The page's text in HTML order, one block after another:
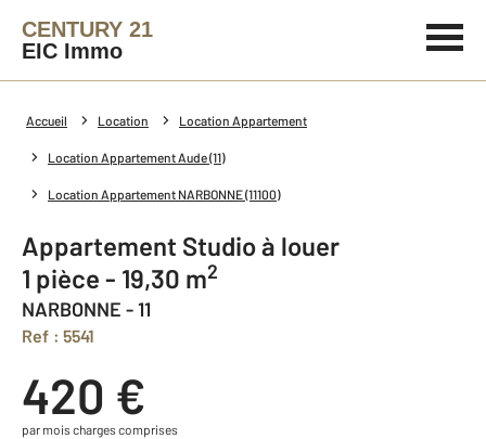
CENTURY 21
EIC Immo
Accueil Location Location Appartement
Location Appartement Aude (11)
Location Appartement NARBONNE (11100)
Appartement Studio à louer
1 pièce - 19,30 m2
NARBONNE - 11
Ref : 5541
420 €
par mois charges comprises